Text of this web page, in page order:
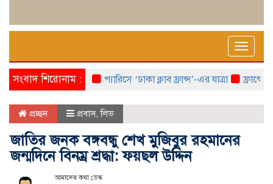
Toggle
সংবাদ শিরোনাম :
প্যারিসে ‘ঢাকা ক্লাব ফ্রান্স’-এর যাত্রা ফ্রান্সে
প্রচ্ছদ প্রবাস,লিড
জাতির জনক বঙ্গবন্ধু শেখ মুজিবুর রহমানের
জন্মদিনে বিনম্র শ্রদ্ধা: ফয়ছল উদ্দিন
আমাদের কথা ডেস্ক